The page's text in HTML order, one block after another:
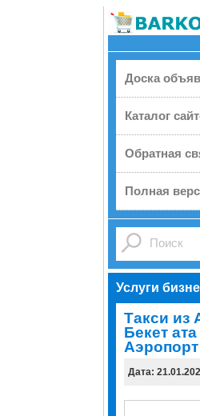
Доска
Каталог
Обратная
Полная
Услуги
Tакси из
Бекет
Аэропорт
Дата: